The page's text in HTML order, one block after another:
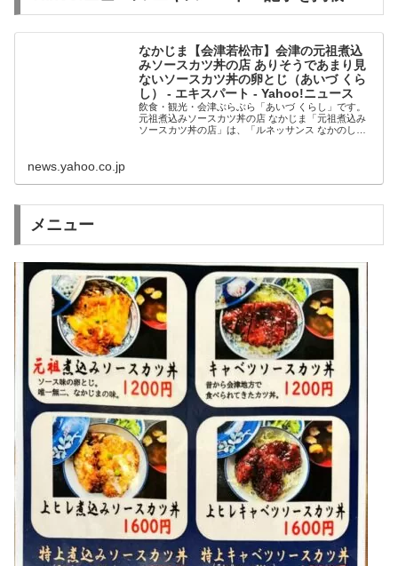
なかじま【会津若松市】会津の元祖煮込
みソースカツ丼の店 ありそうであまり見
ないソースカツ丼の卵とじ（あいづ くら
し） - エキスパート - Yahoo!ニュース
飲食・観光・会津ぶらぶら「あいづ くらし」です。
元祖煮込みソースカツ丼の店 なかじま「元祖煮込み
ソースカツ丼の店」は、「ルネッサンス なかのし
news.yahoo.co.jp
メニュー